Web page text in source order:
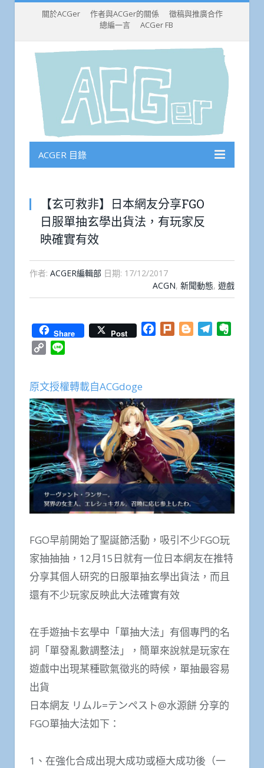
關於ACGer 作者與ACGer的關係
徵稿與推廣合作
總編一言
ACGer FB
ACGER 目錄
【玄可救非】日本網友分享FGO
日服單抽玄學出貨法，有玩家反
映確實有效
作者: ACGER編輯部 日期: 17/12/2017
ACGN, 新聞動態, 遊戲
Share Post Facebook
Plurk BloggerTelegram
Copy
原文授權轉載自ACGdoge
FGO早前開始了聖誕節活動，吸引不少FGO玩
家抽抽抽，12月15日就有一位日本網友在推特
分享其個人研究的日服單抽玄學出貨法，而且
還有不少玩家反映此大法確實有效
在手遊抽卡玄學中「單抽大法」有個專門的名
詞「單發亂數調整法」，簡單來說就是玩家在
遊戲中出現某種歐氣徵兆的時候，單抽最容易
出貨
日本網友 リムル=テンペスト@水源餅 分享的
FGO單抽大法如下：
1、在強化合成出現大成功或極大成功後（一